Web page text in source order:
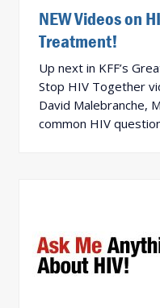
NEW Videos on
Treatment!
Up next in KFF’s
Stop HIV Together
David Malebranche,
common HIV